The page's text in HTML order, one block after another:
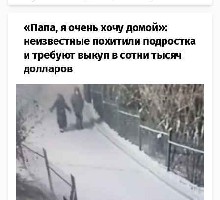
«Папа, я очень хочу домой»:
неизвестные похитили подростка
и требуют выкуп в сотни тысяч
долларов